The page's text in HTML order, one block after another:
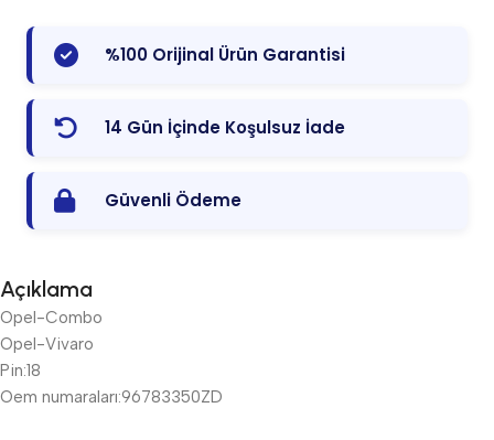
%100 Orijinal Ürün Garantisi
14 Gün İçinde Koşulsuz İade
Güvenli Ödeme
Açıklama
Opel-Combo
Opel-Vivaro
Pin:18
Oem numaraları:96783350ZD